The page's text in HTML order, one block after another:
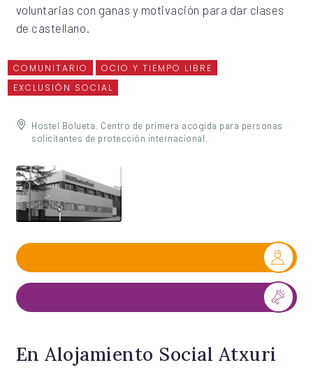
voluntarias con ganas y motivación para dar clases
de castellano.
COMUNITARIO
OCIO Y TIEMPO LIBRE
EXCLUSIÓN SOCIAL
Hostel Bolueta. Centro de primera acogida para personas
solicitantes de protección internacional.
En Alojamiento Social Atxuri